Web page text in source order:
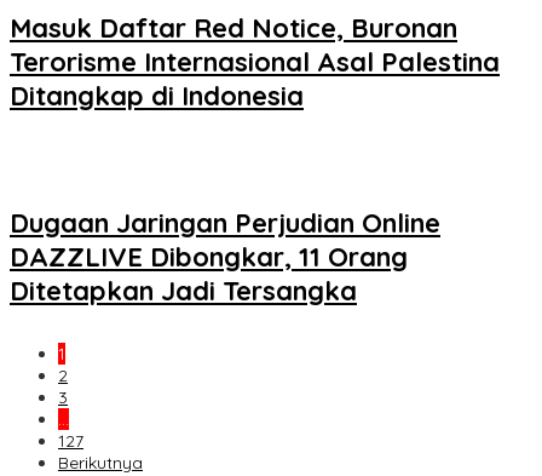
Masuk Daftar Red Notice, Buronan
Terorisme Internasional Asal Palestina
Ditangkap di Indonesia
Dugaan Jaringan Perjudian Online
DAZZLIVE Dibongkar, 11 Orang
Ditetapkan Jadi Tersangka
1
2
3
…
127
Berikutnya